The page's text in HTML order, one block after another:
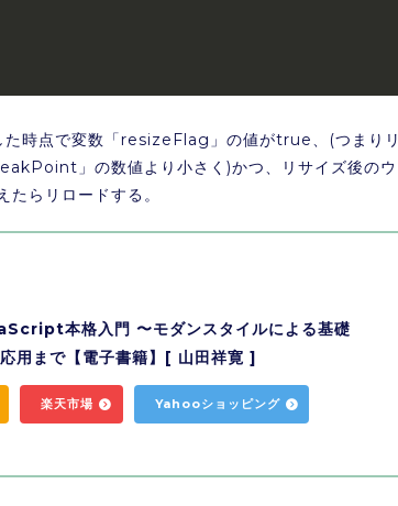
時点で変数「resizeFlag」の値がtrue、(つまりリ
」の数値より小さく)かつ、リサイズ後のウ
らリロードする。
本格入門 〜モダンスタイルによる基礎
用まで【電子書籍】[ 山田祥寛 ]
楽天市場 Yahooショッピング